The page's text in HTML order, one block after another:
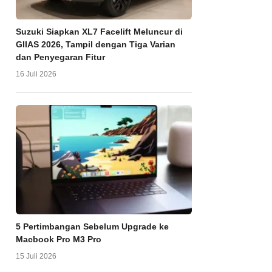
Suzuki Siapkan XL7 Facelift Meluncur di
GIIAS 2026, Tampil dengan Tiga Varian
dan Penyegaran Fitur
16 Juli 2026
5 Pertimbangan Sebelum Upgrade ke
Macbook Pro M3 Pro
15 Juli 2026